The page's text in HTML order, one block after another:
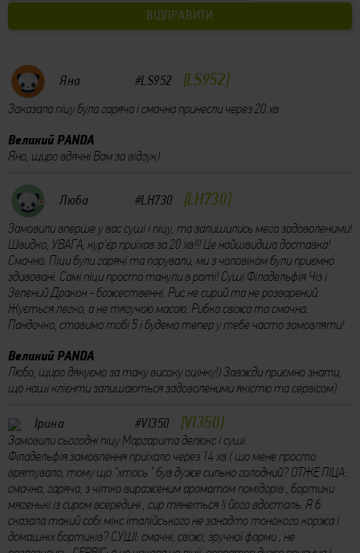
Яна #LS952 LS952
Заказала піцу була гаряча і смачна принесли через 20 хв
Великий PANDA
Яно, щиро вдячні Вам за відгук)
Люба #LH730 LH730
Замовили вперше у вас суші і піцу, та залишились мега задоволеними!
Швидко, УВАГА, кур'єр приїхав за 20 хв!!! Це найшвидша доставка!
Смачно. Піци були гарячі та парували, ми з чоловіком були приємно
здивовані. Самі піци просто танули в роті! Суші Філадельфія Чіз і
Зелений Дракон - божественні. Рис не сирий та не розварений.
Жується легко, а не тягучою масою. Рибка свіжа та смачна.
Пандочко, ставимо тобі 5 і будемо тепер у тебе часто замовляти!
Великий PANDA
Любо, щиро дякуємо за таку високу оцінку!) Завжди приємно знати,
що наші клієнти залишаються задоволеними якістю та сервісом)
Ірина #VI350 VI350
Замовили сьогодні піцу Маргарита делюкс і суші
Філадельфія.замовлення приїхало через 14 хв ( що мене просто
врятувало, тому що "хтось " був дуже сильно голодний? ОТЖЕ ПІЦА:
смачна, гаряча, з чітко вираженим ароматом помідорів , бортики
мягенькі із сиром всередині , сир тянеться !і його вдосталь. Я б
сказала такий собі мікс італійського не занадто тонокого коржа і
домашніх бортиків? СУШІ: смачні, свіжі, зручної форми , не